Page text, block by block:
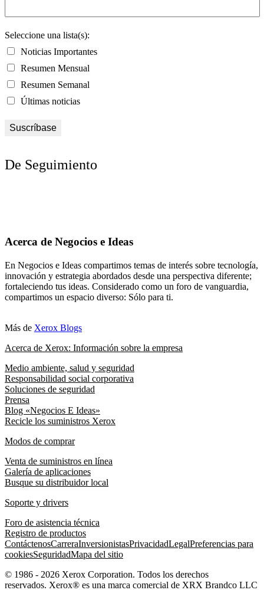
Seleccione una lista(s):
Noticias Importantes
Resumen Mensual
Resumen Semanal
Últimas noticias
De Seguimiento
Acerca de Negocios e Ideas
En Negocios e Ideas compartimos temas de interés sobre tecnología,
innovación y estrategia abordados desde una perspectiva diferente;
fortaleciendo tus ideas. Considerado como un foro de vanguardia,
compartimos un espacio diverso: Sólo para ti.
Más de Xerox Blogs
Acerca de Xerox: Información sobre la empresa
Medio ambiente, salud y seguridad
Responsabilidad social corporativa
Soluciones de seguridad
Prensa
Blog «Negocios E Ideas»
Recicle los suministros Xerox
Modos de comprar
Venta de suministros en línea
Galería de aplicaciones
Busque su distribuidor local
Soporte y drivers
Foro de asistencia técnica
Registro de productos
ContáctenosCarreraInversionistasPrivacidadLegalPreferencias para
cookiesSeguridadMapa del sitio
© 1986 - 2026 Xerox Corporation. Todos los derechos
reservados. Xerox® es una marca comercial de XRX Brandco LLC